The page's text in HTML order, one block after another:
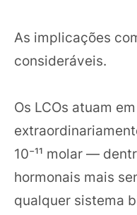
As implicações
consideráveis.
Os LCOs atuam
10⁻¹¹ molar —
hormonais mais
qualquer sistema